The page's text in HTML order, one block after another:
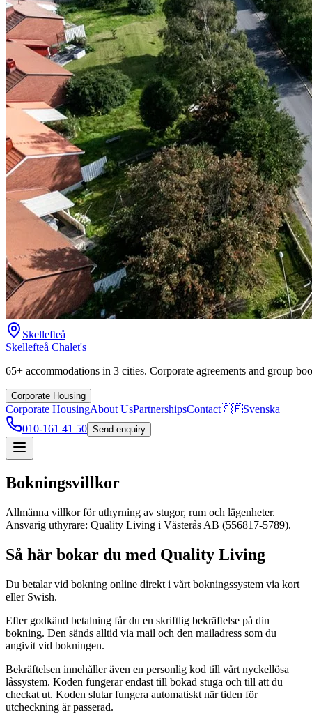
Skellefteå
Skellefteå Chalet's
65+ accommodations in 3 cities. Corporate agreements and group
Corporate Housing
Corporate HousingAbout UsPartnershipsContact🇸🇪Svenska
010-161 41 50 Send enquiry
Bokningsvillkor
Allmänna villkor för uthyrning av stugor, rum och lägenheter.
Ansvarig uthyrare: Quality Living i Västerås AB (556817-5789).
Så här bokar du med Quality Living
Du betalar vid bokning online direkt i vårt bokningssystem via kort
eller Swish.
Efter godkänd betalning får du en skriftlig bekräftelse på din
bokning. Den sänds alltid via mail och den mailadress som du
angivit vid bokningen.
Bekräftelsen innehåller även en personlig kod till vårt nyckellösa
låssystem. Koden fungerar endast till bokad stuga och till att du
checkat ut. Koden slutar fungera automatiskt när tiden för
utcheckning är passerad.